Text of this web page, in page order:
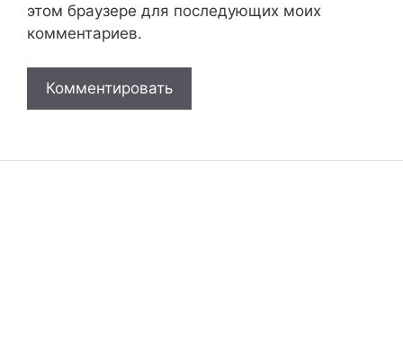
этом браузере для последующих моих
комментариев.